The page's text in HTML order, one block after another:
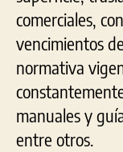
comerciales,
vencimientos
normativa
manuales y
entre otros.